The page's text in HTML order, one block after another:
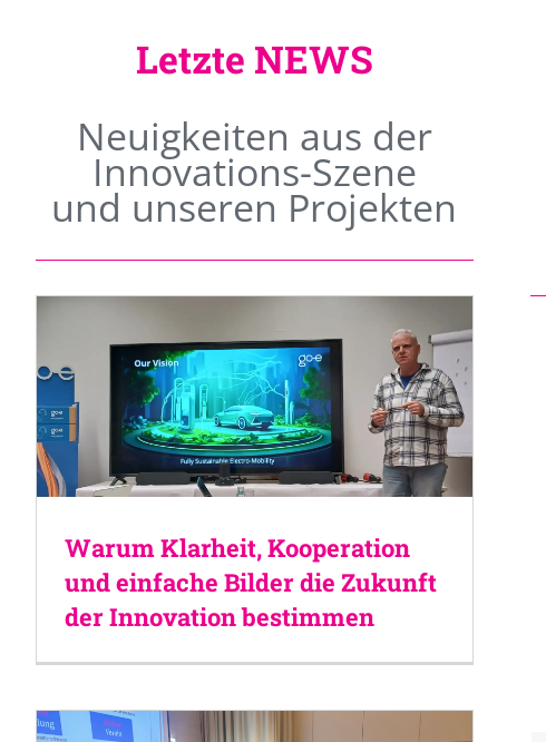
Letzte NEWS
Neuigkeiten aus der
Innovations-Szene
und unseren Projekten
Warum Klarheit, Kooperation
und einfache Bilder die Zukunft
der Innovation bestimmen